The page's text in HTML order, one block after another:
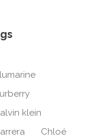
klein
Chloé